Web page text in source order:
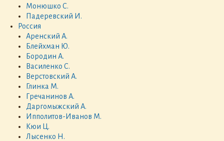
Монюшко С.
Падеревский И.
Россия
Аренский А.
Блейхман Ю.
Бородин А.
Василенко С.
Верстовский А.
Глинка М.
Гречанинов А.
Даргомыжский А.
Ипполитов-Иванов М.
Кюи Ц.
Лысенко Н.